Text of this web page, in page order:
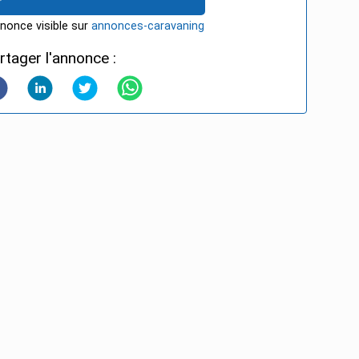
visible surannonces-caravaning
l'annonce :